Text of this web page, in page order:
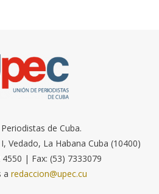
de Cuba.
Vedado, La Habana Cuba (10400)
4550 | Fax: (53) 7333079
a redaccion@upec.cu